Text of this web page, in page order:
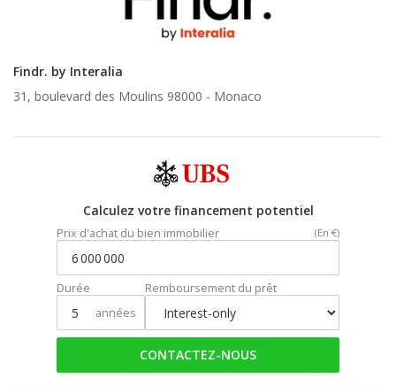
Findr. by Interalia
31, boulevard des Moulins 98000 - Monaco
Calculez votre financement potentiel
Prix d'achat du bien immobilier (En €)
Durée
années
Remboursement du prêt
CONTACTEZ-NOUS